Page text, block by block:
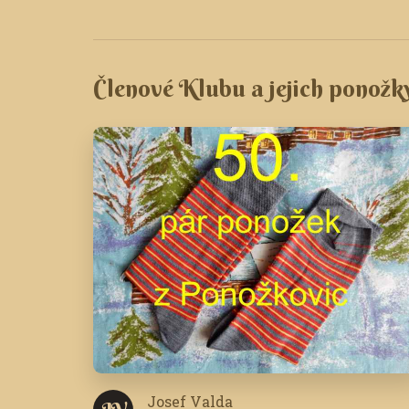
Členové Klubu a jejich
Josef Valda